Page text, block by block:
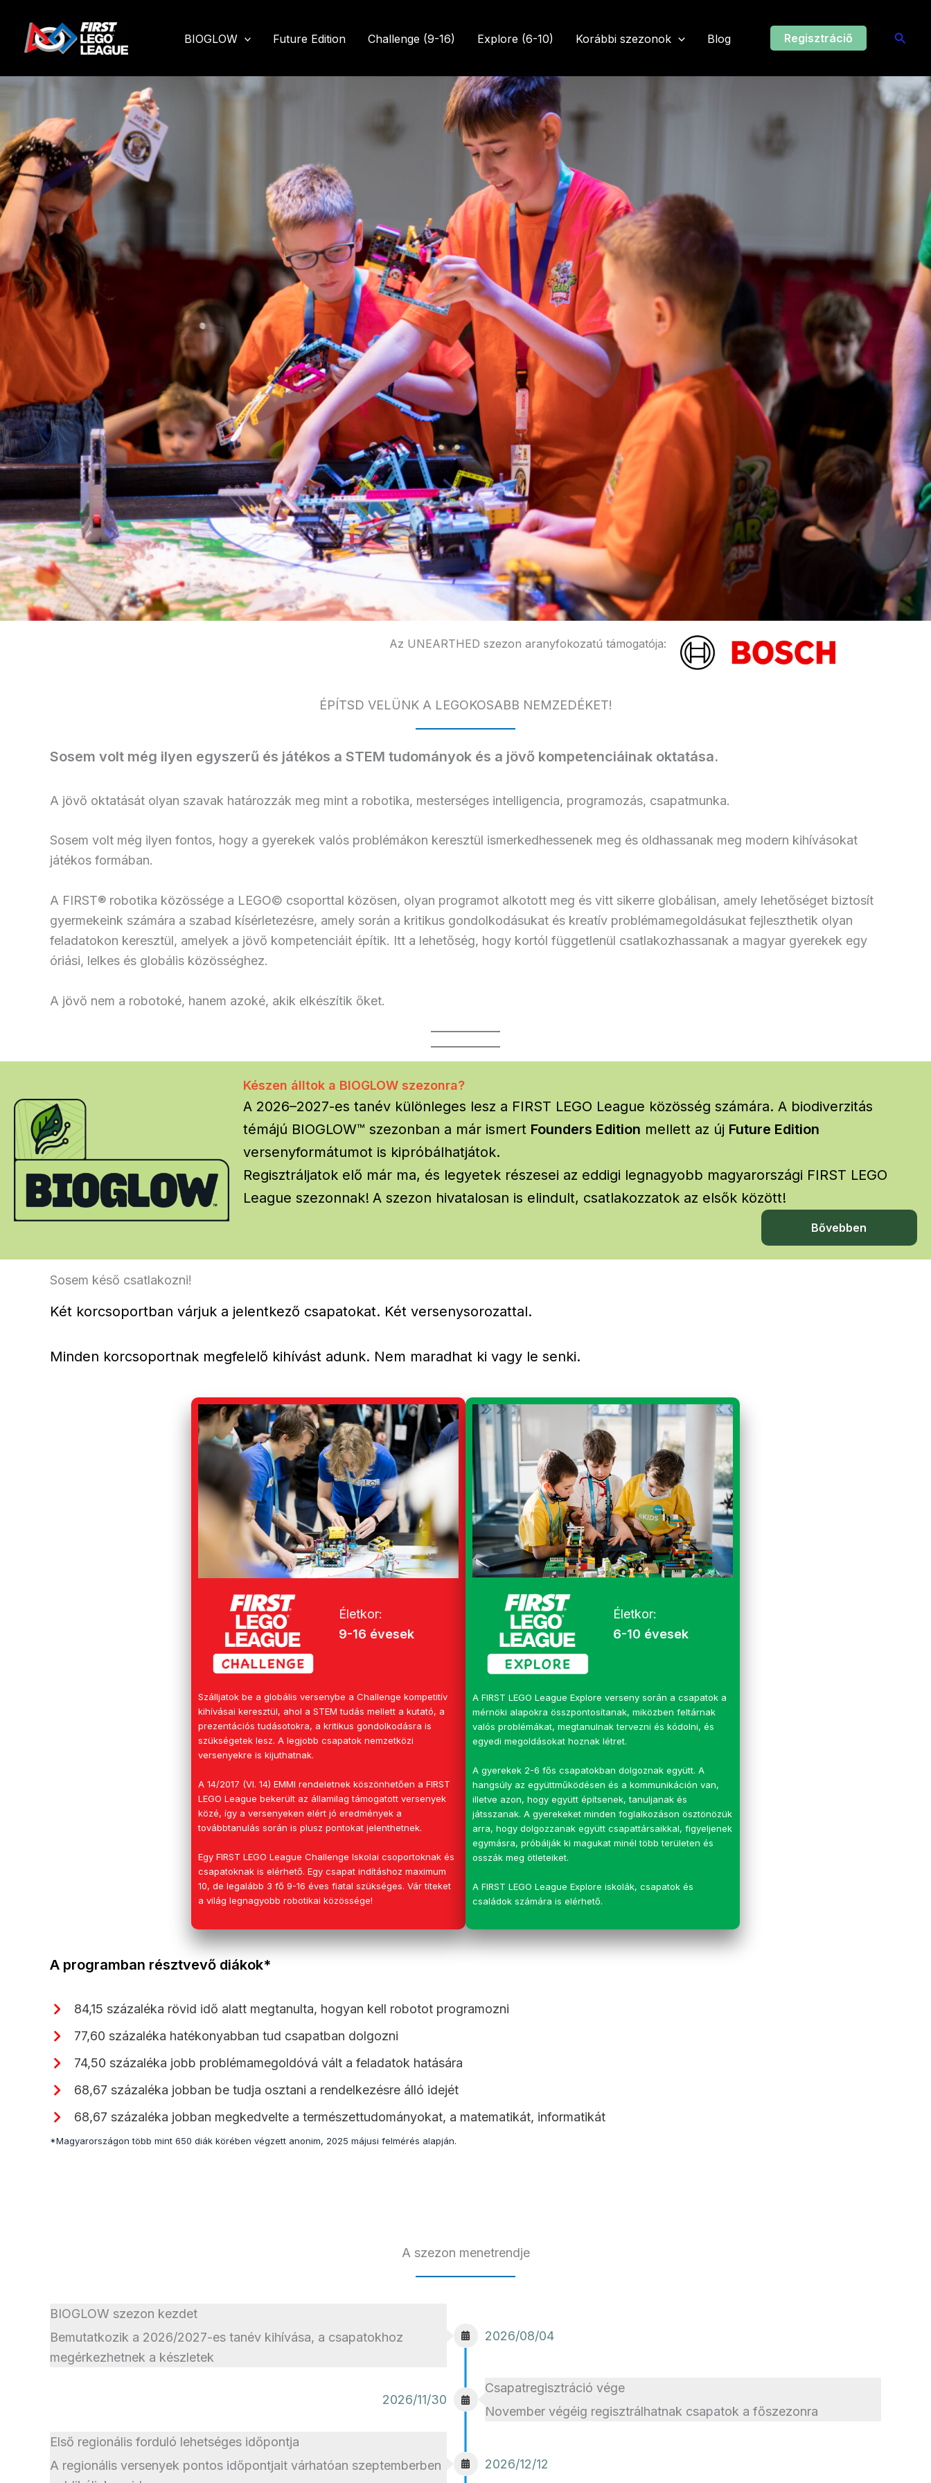
content
BIOGLOW Future Edition Challenge (9-16) Explore (6-10) Korábbi szezonok Blog Regisztráciő
Az UNEARTHED szezon aranyfokozatú támogatója:
ÉPÍTSD VELÜNK A LEGOKOSABB NEMZEDÉKET!
Sosem volt még ilyen egyszerű és játékos a STEM tudományok és a jövő kompetenciáinak oktatása.
A jövő oktatását olyan szavak határozzák meg mint a robotika, mesterséges intelligencia, programozás, csapatmunka.
Sosem volt még ilyen fontos, hogy a gyerekek valós problémákon keresztül ismerkedhessenek meg és oldhassanak meg modern kihívásokat
játékos formában.
A FIRST® robotika közössége a LEGO© csoporttal közösen, olyan programot alkotott meg és vitt sikerre globálisan, amely lehetőséget biztosít
gyermekeink számára a szabad kísérletezésre, amely során a kritikus gondolkodásukat és kreatív problémamegoldásukat fejleszthetik olyan
feladatokon keresztül, amelyek a jövő kompetenciáit építik. Itt a lehetőség, hogy kortól függetlenül csatlakozhassanak a magyar gyerekek egy
óriási, lelkes és globális közösséghez.
A jövő nem a robotoké, hanem azoké, akik elkészítik őket.
Készen álltok a BIOGLOW szezonra?
A 2026–2027-es tanév különleges lesz a FIRST LEGO League közösség számára. A biodiverzitás
témájú BIOGLOW™ szezonban a már ismert Founders Edition mellett az új Future Edition
versenyformátumot is kipróbálhatjátok.
Regisztráljatok elő már ma, és legyetek részesei az eddigi legnagyobb magyarországi FIRST LEGO
League szezonnak! A szezon hivatalosan is elindult, csatlakozzatok az elsők között!
Bővebben
Sosem késő csatlakozni!
Két korcsoportban várjuk a jelentkező csapatokat. Két versenysorozattal.
Minden korcsoportnak megfelelő kihívást adunk. Nem maradhat ki vagy le senki.
Életkor:
9-16 évesek
Szálljatok be a globális versenybe a Challenge kompetitív
kihívásai keresztül, ahol a STEM tudás mellett a kutató, a
prezentációs tudásotokra, a kritikus gondolkodásra is
szükségetek lesz. A legjobb csapatok nemzetközi
versenyekre is kijuthatnak.
A 14/2017 (VI. 14) EMMI rendeletnek köszönhetően a FIRST
LEGO League bekerült az államilag támogatott versenyek
közé, így a versenyeken elért jó eredmények a
továbbtanulás során is plusz pontokat jelenthetnek.
Egy FIRST LEGO League Challenge Iskolai csoportoknak és
csapatoknak is elérhető. Egy csapat indításhoz maximum
10, de legalább 3 fő 9-16 éves fiatal szükséges. Vár titeket
a világ legnagyobb robotikai közössége!
Életkor:
6-10 évesek
A FIRST LEGO League Explore verseny során a csapatok a
mérnöki alapokra összpontosítanak, miközben feltárnak
valós problémákat, megtanulnak tervezni és kódolni, és
egyedi megoldásokat hoznak létret.
A gyerekek 2-6 fős csapatokban dolgoznak együtt. A
hangsúly az együttműködésen és a kommunikáción van,
illetve azon, hogy együtt építsenek, tanuljanak és
játsszanak. A gyerekeket minden foglalkozáson ösztönözük
arra, hogy dolgozzanak együtt csapattársaikkal, figyeljenek
egymásra, próbálják ki magukat minél több területen és
osszák meg ötleteiket.
A FIRST LEGO League Explore iskolák, csapatok és
családok számára is elérhető.
A programban résztvevő diákok*
84,15 százaléka rövid idő alatt megtanulta, hogyan kell robotot programozni
77,60 százaléka hatékonyabban tud csapatban dolgozni
74,50 százaléka jobb probléma­megoldóvá vált a feladatok hatására
68,67 százaléka jobban be tudja osztani a rendelkezésre álló idejét
68,67 százaléka jobban megkedvelte a természettudományokat, a matematikát, informatikát
*Magyarországon több mint 650 diák körében végzett anonim, 2025 májusi felmérés alapján.
A szezon menetrendje
BIOGLOW szezon kezdet
Bemutatkozik a 2026/2027-es tanév kihívása, a csapatokhoz
megérkezhetnek a készletek
2026/08/04
Csapatregisztráció vége
November végéig regisztrálhatnak csapatok a főszezonra
2026/11/30
Első regionális forduló lehetséges időpontja
A regionális versenyek pontos időpontjait várhatóan szeptemberben
2026/12/12